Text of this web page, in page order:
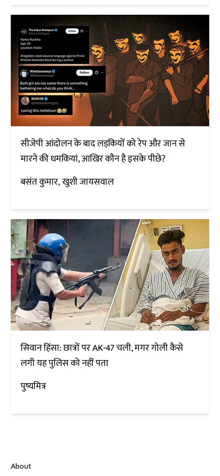
सीजेपी आंदोलन के बाद लड़कियों को रेप और जान से
मारने की धमकियां, आखिर कौन है इसके पीछे?
बसंत कुमार खुशी जायसवाल
सिवान हिंसा: छात्रों पर AK-47 चली, मगर गोली कैसे
लगी यह पुलिस को नहीं पता
पुष्यमित्र
About